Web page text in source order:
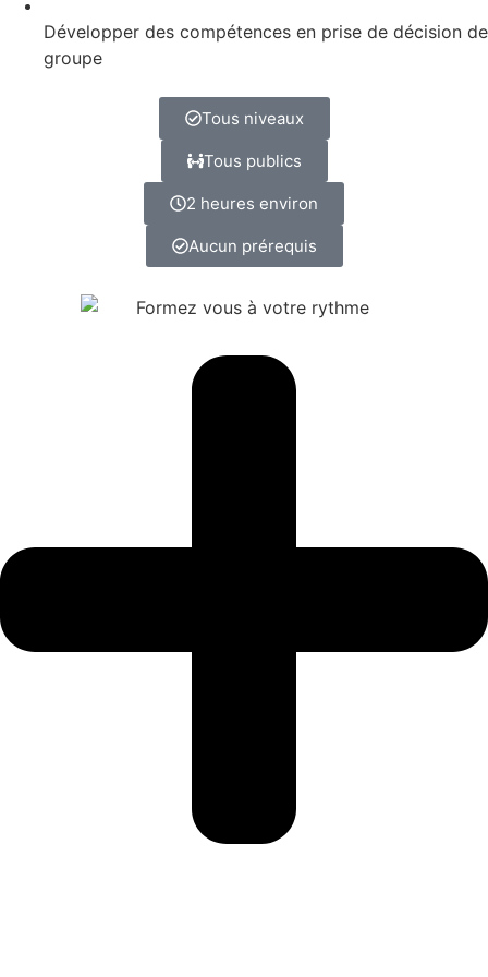
Développer des compétences en prise de décision de
groupe
Tous niveaux
Tous publics
2 heures environ
Aucun prérequis